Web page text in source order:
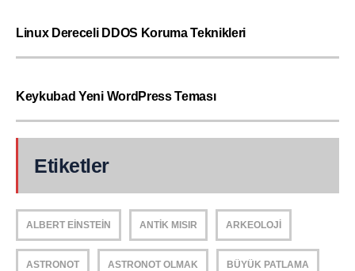
Linux Dereceli DDOS Koruma Teknikleri
Keykubad Yeni WordPress Teması
Etiketler
ALBERT EINSTEIN ANTIK MISIR ARKEOLOJI
ASTRONOT ASTRONOT OLMAK BÜYÜK PATLAMA